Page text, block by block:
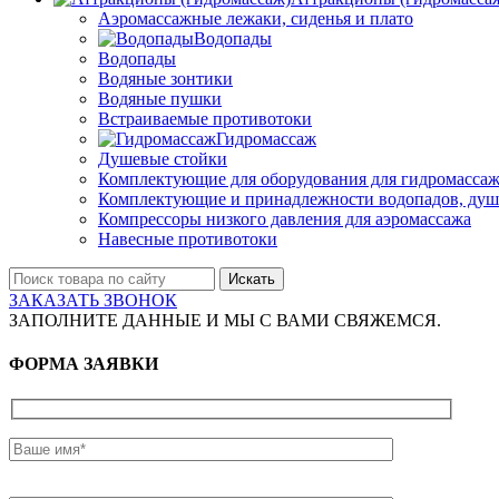
Аэромассажные лежаки, сиденья и плато
Водопады
Водопады
Водяные зонтики
Водяные пушки
Встраиваемые противотоки
Гидромассаж
Душевые стойки
Комплектующие для оборудования для
Комплектующие и принадлежности водопадов,
Компрессоры низкого давления для аэромассажа
Навесные противотоки
Искать
ЗАКАЗАТЬ ЗВОНОК
ЗАПОЛНИТЕ ДАННЫЕ И МЫ С ВАМИ СВЯЖЕМСЯ.
ФОРМА ЗАЯВКИ